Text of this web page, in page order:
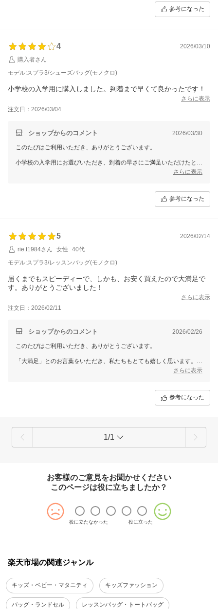
お孫様にとって素敵な思い出となりますよう、心より願っております。
参考になった
4
2026/03/10
購入者さん
モデル:スプラ3/シューズバッグ(モノクロ)
小学校の入学用に購入しました。到着まで早くて良かったです！
さらに表示
注文日：2026/03/04
ショップからのコメント 2026/03/30
このたびはご利用いただき、ありがとうございます。
小学校の入学用にお選びいただき、到着の早さにご満足いただけたとの
さらに表示
参考になった
5
2026/02/14
rie.t1984さん
女性
40代
モデル:スプラ3/レッスンバッグ(モノクロ)
届くまでもスピーディーで、しかも、お安く買えたので大満足で
す。ありがとうございました！
さらに表示
注文日：2026/02/11
ショップからのコメント 2026/02/26
このたびはご利用いただき、ありがとうございます。
「大満足」とのお言葉をいただき、私たちもとても嬉しく思います。
またのご来店をお待ちしております。ありがとうございました。
さらに表示
参考になった
1/1
お客様のご意見をお聞かせください
このページは役に立ちましたか？
役に立たなかった 役に立った
楽天市場の関連ジャンル
キッズ・ベビー・マタニティ キッズファッション
バッグ・ランドセル レッスンバッグ・トートバッグ